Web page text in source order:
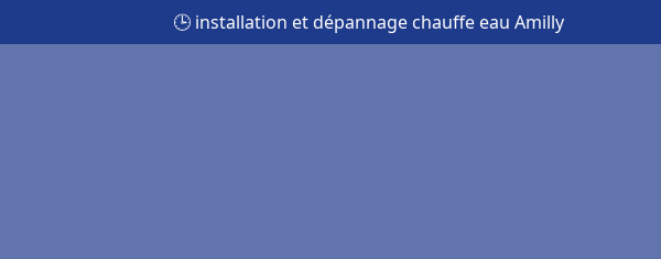
🕒 installation et dépannage chauffe eau Amilly